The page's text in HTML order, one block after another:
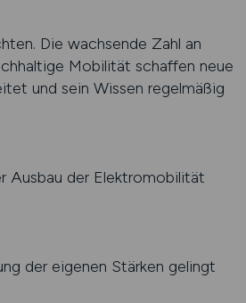
Die wachsende Zahl an
Mobilität schaffen neue
und sein Wissen regelmäßig
Ausbau der Elektromobilität
der eigenen Stärken gelingt